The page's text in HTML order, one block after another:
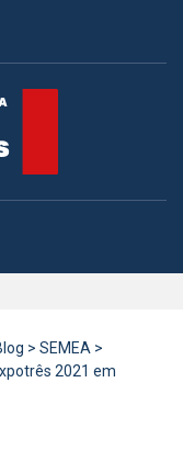
> SEMEA >
2021 em